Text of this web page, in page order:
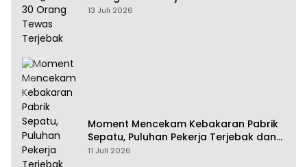
13 Juli 2026
Moment Mencekam Kebakaran Pabrik
Sepatu, Puluhan Pekerja Terjebak dan
28 Orang Tewas
11 Juli 2026